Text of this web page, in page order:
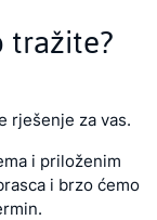
tražite?
rješenje za vas.
i priloženim
i brzo ćemo